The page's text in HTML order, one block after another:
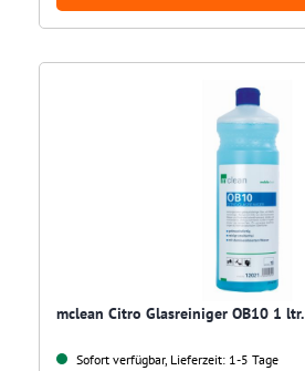
mclean Citro Glasreiniger OB10 1 ltr.
Sofort verfügbar, Lieferzeit: 1-5 Tage